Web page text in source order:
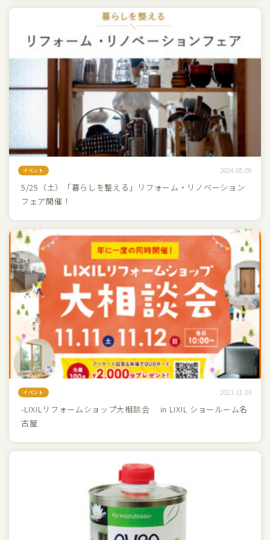
イベント 2024.05.09
5/25（土）「暮らしを整える」リフォーム・リノベーション
フェア開催！
イベント 2023.11.03
-LIXILリフォームショップ大相談会 in LIXIL ショールーム名
古屋